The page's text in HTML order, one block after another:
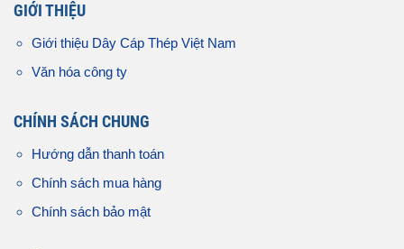
GIỚI THIỆU
Giới thiệu Dây Cáp Thép Việt Nam
Văn hóa công ty
CHÍNH SÁCH CHUNG
Hướng dẫn thanh toán
Chính sách mua hàng
Chính sách bảo mật